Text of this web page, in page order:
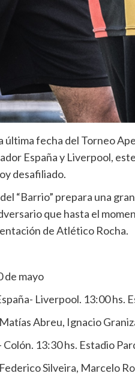
última fecha del Torneo
España y Liverpool,
desafiliado.
“Barrio” prepara una
que hasta el
de Atlético Rocha.
de mayo
Liverpool. 13:00 hs.
Abreu, Ignacio
Colón. 13:30 hs. Estadio
Silveira, Marcelo